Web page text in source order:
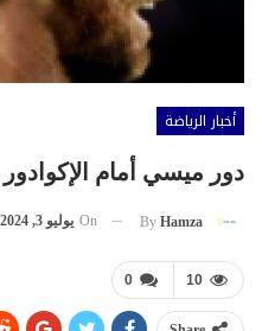
أخبار الرياضة
دور ميسي أمام
By Hamza
On يوليو 3, 2024
0 10